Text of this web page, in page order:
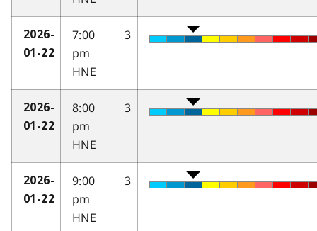
2026-
01-22
7:00
pm
HNE
3
2026-
01-22
8:00
pm
HNE
3
2026-
01-22
9:00
pm
HNE
3